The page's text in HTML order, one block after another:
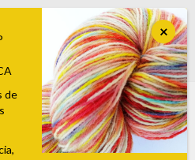
language, just select a flag
×
de